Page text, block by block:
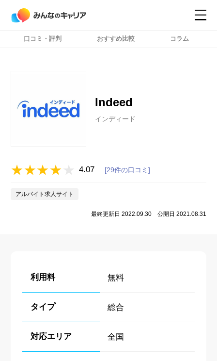
口コミ・評判 おすすめ比較 コラム
Indeed
インディード
4.07 [29件の口コミ]
アルバイト求人サイト
最終更新日 2022.09.30 公開日 2021.08.31
利用料 無料
タイプ 総合
対応エリア 全国